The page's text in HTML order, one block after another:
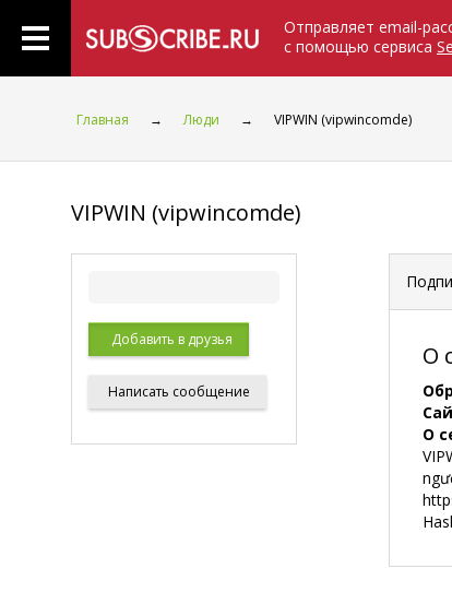
Отправляет email-
с помощью сервиса
Главная → Люди → VIPWIN (vipwincomde)
VIPWIN (vipwincomde)
Добавить в друзья
Написать сообщение
О
О